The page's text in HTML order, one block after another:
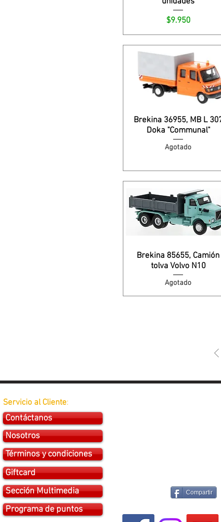
Precio
$9.950
Brekina 36955, MB L
Doka "Communal"
Agotado
Brekina 85655, Camión
tolva Volvo N10
Agotado
Servicio al Cliente:
Contáctanos
Nosotros
Términos y condiciones
Giftcard
Sección Multimedia
Programa de puntos
Compartir